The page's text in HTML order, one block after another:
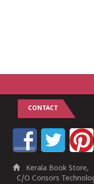
CONTACT
Kerala Book Store,
C/O Consors